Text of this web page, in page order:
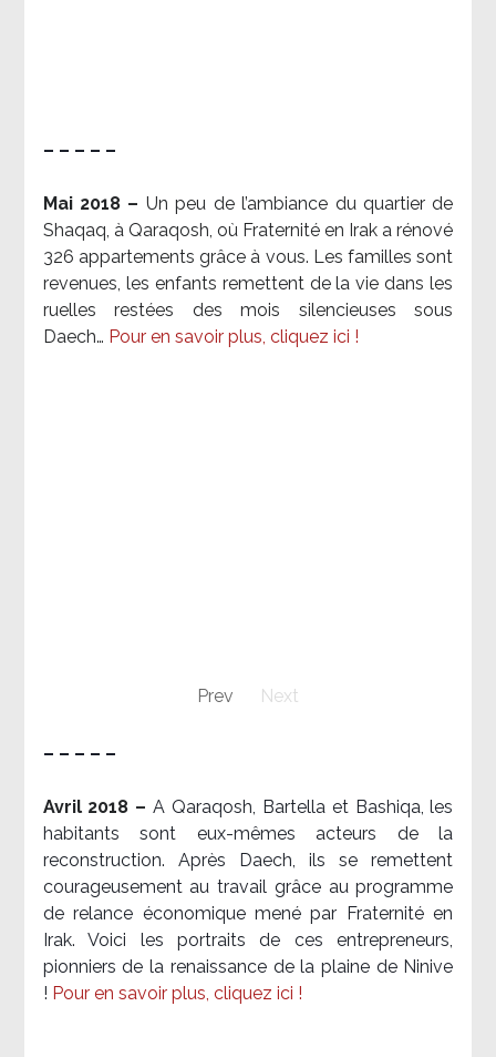
– – – – –
Mai 2018 – Un peu de l’ambiance du quartier de
Shaqaq, à Qaraqosh, où Fraternité en Irak a rénové
326 appartements grâce à vous. Les familles sont
revenues, les enfants remettent de la vie dans les
ruelles restées des mois silencieuses sous
Daech… Pour en savoir plus, cliquez ici !
Prev Next
– – – – –
Avril 2018 –A Qaraqosh, Bartella et Bashiqa, les
habitants sont eux-mêmes acteurs de la
reconstruction. Après Daech, ils se remettent
courageusement au travail grâce au programme
de relance économique mené par Fraternité en
Irak. Voici les portraits de ces entrepreneurs,
pionniers de la renaissance de la plaine de Ninive
! Pour en savoir plus, cliquez ici !